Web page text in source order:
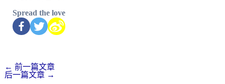
Spread the love
← 前一篇文章
后一篇文章 →